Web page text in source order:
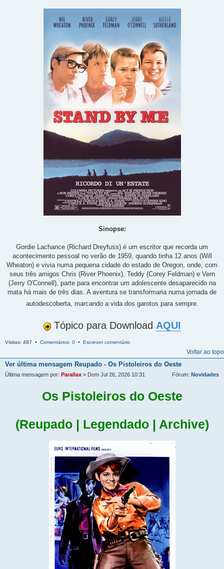
Sinopse:
Gordie Lachance (Richard Dreyfuss) é um escritor que recorda um
acontecimento pessoal no verão de 1959, quando tinha 12 anos (Will
Wheaton) e vivia numa pequena cidade do estado de Oregon, onde, com
seus três amigos Chris (River Phoenix), Teddy (Corey Feldman) e Vern
(Jerry O'Connell), parte para encontrar um adolescente desaparecido na
mata há mais de três dias. A aventura se transformaria numa jornada de
autodescoberta, marcando a vida dos garotos para sempre.
Tópico para Download AQUI
Visitas: 487 • Comentários: 0 • Escrever comentário
Voltar ao topo
Ver última mensagem Reupado - Os Pistoleiros do Oeste
Última mensagem por: Parallax » Dom Jul 26, 2026 10:31 Fórum: Novidades
Os Pistoleiros do Oeste
(Reupado | Legendado | Archive)